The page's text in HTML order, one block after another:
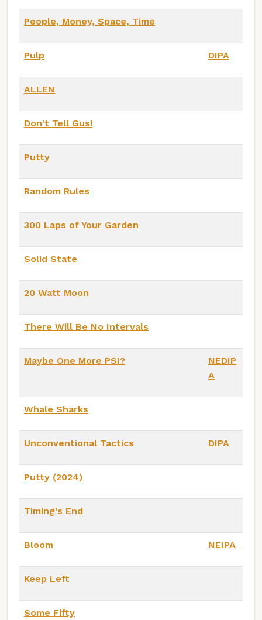
People, Money, Space, Time
Pulp DIPA
ALLEN
Don't Tell Gus!
Putty
Random Rules
300 Laps of Your Garden
Solid State
20 Watt Moon
There Will Be No Intervals
Maybe One More PSI?
NEDIP
A
Whale Sharks
Unconventional Tactics DIPA
Putty (2024)
Timing’s End
Bloom NEIPA
Keep Left
Some Fifty